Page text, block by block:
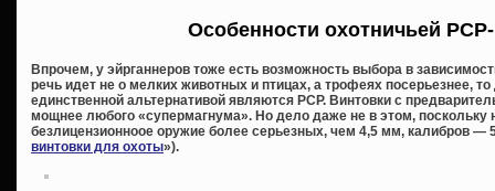
Особенности охотничьей
Впрочем, у эйрганнеров тоже есть возможность выбора в
речь идет не о мелких животных и птицах, а трофеях посерьезнее,
единственной альтернативой являются PCP. Винтовки с
мощнее любого «супермагнума». Но дело даже не в этом, поскольку
безлицензионноое оружие более серьезных, чем 4,5 мм, калибров —
винтовки для охоты»).